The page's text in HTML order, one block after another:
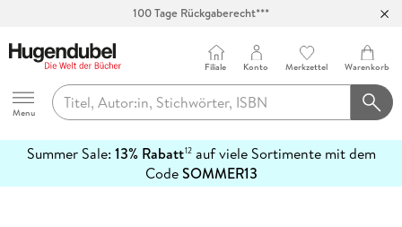
100 Tage Rückgaberecht***
Hugendubel
Menu
Filiale Konto Merkzettel Warenkorb
Summer Sale: 13% Rabatt12auf viele Sortimente mit dem
CodeSOMMER13
erfahren